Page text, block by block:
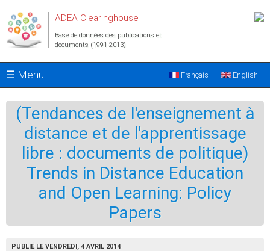
ADEA Clearinghouse
Base de données des publications et
documents (1991-2013)
☰ Menu English
Français
(Tendances de l'enseignement à
distance et de l'apprentissage
libre : documents de politique)
Trends in Distance Education
and Open Learning: Policy
Papers
PUBLIÉ LE VENDREDI, 4 AVRIL 2014